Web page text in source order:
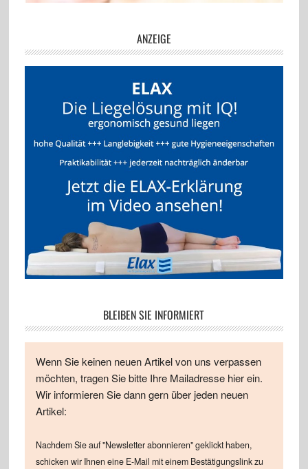
ANZEIGE
BLEIBEN SIE INFORMIERT
Wenn Sie keinen neuen Artikel von uns verpassen
möchten, tragen Sie bitte Ihre Mailadresse hier ein.
Wir informieren Sie dann gern über jeden neuen
Artikel:
Nachdem Sie auf "Newsletter abonnieren" geklickt haben,
schicken wir Ihnen eine E-Mail mit einem Bestätigungslink zu